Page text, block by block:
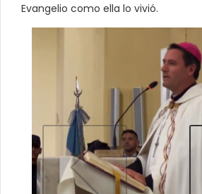
Evangelio como ella lo vivió.